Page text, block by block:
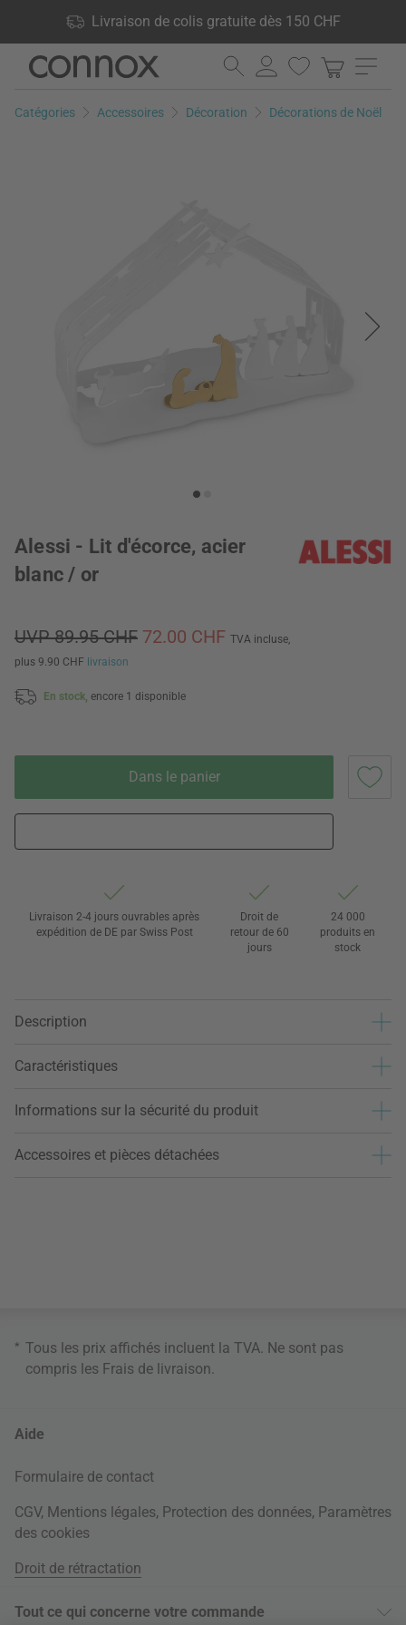
Livraison de colis gratuite dès 150 CHF
produits en stock, Droit de retour de 60 jours
Aller
contenu
Aller
la
Catégories Accessoires Décoration Décorations de Noël
Alessi - Lit d'écorce, acier
blanc / or
UVP 89.95 CHF 72.00 CHF TVA incluse,
plus 9.90 CHF livraison
En stock, encore 1 disponible
Dans le panier
Livraison 2-4 jours ouvrables après
expédition de DE par Swiss Post
Droit de
retour de 60
jours
24 000
produits en
stock
Description
Caractéristiques
Informations sur la sécurité du produit
Accessoires et pièces détachées
* Tous les prix affichés incluent la TVA. Ne sont pas
compris les Frais de livraison
Aide
Formulaire de contact
CGV, Mentions légales, Protection des données, Paramètres
des cookies
Droit de rétractation
Tout ce qui concerne votre commande